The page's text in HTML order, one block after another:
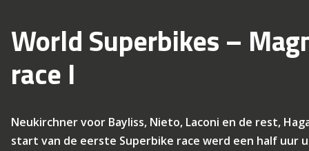
World Superbikes –
race I
Neukirchner voor Bayliss, Nieto, Laconi en de rest,
start van de eerste Superbike race werd een half uur